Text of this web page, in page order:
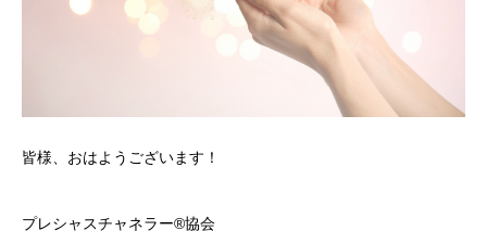
皆様、おはようございます！
プレシャスチャネラー®協会